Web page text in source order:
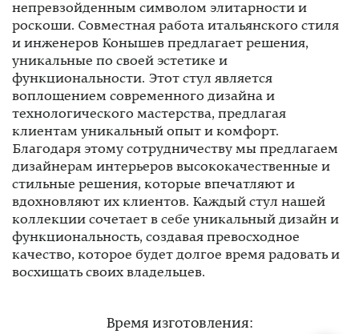
непревзойденным символом элитарности и
роскоши. Совместная работа итальянского стиля
и инженеров Конышев предлагает решения,
уникальные по своей эстетике и
функциональности. Этот стул является
воплощением современного дизайна и
технологического мастерства, предлагая
клиентам уникальный опыт и комфорт.
Благодаря этому сотрудничеству мы предлагаем
дизайнерам интерьеров высококачественные и
стильные решения, которые впечатляют и
вдохновляют их клиентов. Каждый стул нашей
коллекции сочетает в себе уникальный дизайн и
функциональность, создавая превосходное
качество, которое будет долгое время радовать и
восхищать своих владельцев.
Время изготовления: